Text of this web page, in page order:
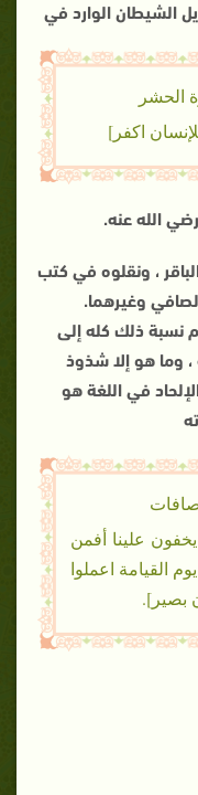
الشيطان الوارد في
الحشر
اكفر]
الله عنه.
، ونقلوه في كتب
وغيرهما.
نسبة ذلك كله إلى
، وما هو إلا شذوذ
في اللغة هو
علينا أفمن
القيامة اعملوا
بصير].